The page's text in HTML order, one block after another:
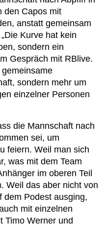
den Capos mit
anstatt gemeinsam
Kurve hat kein
sondern ein
Gespräch mit RBlive.
sondern mehr um
einzelner Personen
die Mannschaft nach
sei, um
feiern. Weil man sich
was mit dem Team
im oberen Teil
Weil das aber nicht von
dem Podest ausging,
mit einzelnen
Timo Werner und